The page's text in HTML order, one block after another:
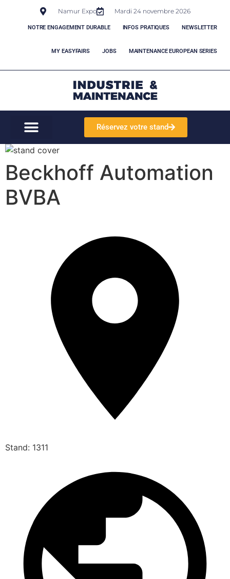
Namur Expo Mardi 24 novembre 2026
NOTRE ENGAGEMENT DURABLE INFOS PRATIQUES NEWSLETTER
MY EASYFAIRS JOBS MAINTENANCE EUROPEAN SERIES
Réservez votre stand
Beckhoff Automation
BVBA
Stand: 1311